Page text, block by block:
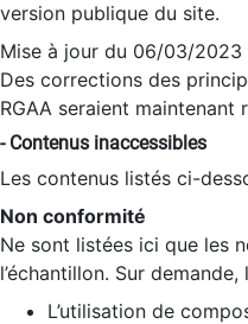
version publique du site.
Mise à jour du 06/03/2023
Des corrections des
RGAA seraient
- Contenus inaccessibles
Les contenus listés ci-
Non conformité
Ne sont listées ici que les
l’échantillon. Sur
L’utilisation de